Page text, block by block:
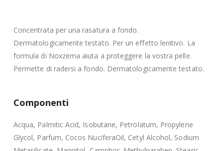
Concentrata per una rasatura a fondo.
Dermatologicamente testato. Per un effetto lenitivo. La
formula di Noxzema aiuta a proteggere la vostra pelle.
Permette di radersi a fondo. Dermatologicamente testato.
Componenti
Acqua, Palmitic Acid, Isobutane, Petrolatum, Propylene
Glycol, Parfum, Cocos NuciferaOil, Cetyl Alcohol, Sodium